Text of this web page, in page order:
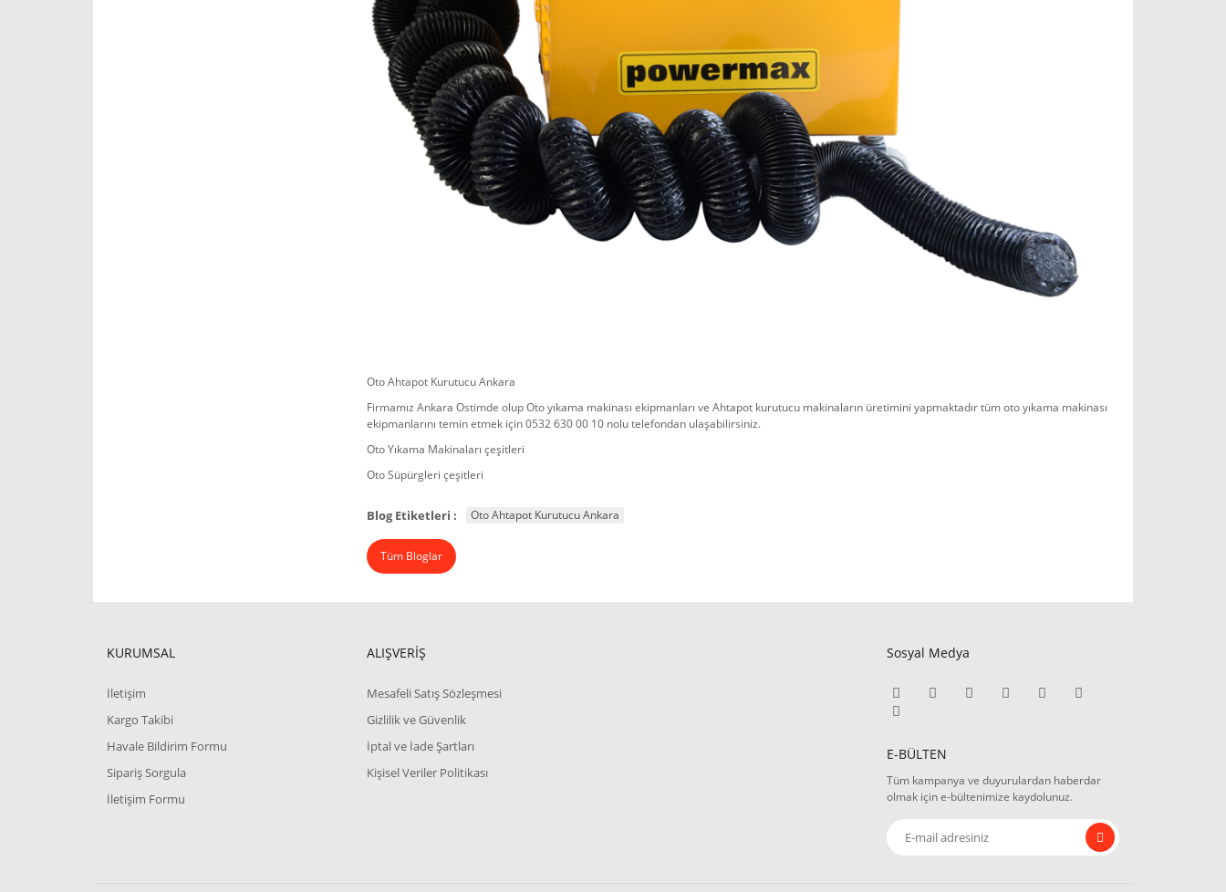
Oto Ahtapot Kurutucu Ankara
Firmamız Ankara Ostimde olup Oto yıkama makinası ekipmanları ve Ahtapot kurutucu makinaların üretimini yapmaktadır tüm oto yıkama makinası
ekipmanlarını temin etmek için 0532 630 00 10 nolu telefondan ulaşabilirsiniz.
Oto Yıkama Makinaları çeşitleri
Oto Süpürgleri çeşitleri
Blog Etiketleri : Oto Ahtapot Kurutucu Ankara
Tüm Bloglar
KURUMSAL
İletişim
Kargo Takibi
Havale Bildirim Formu
Sipariş Sorgula
İletişim Formu
ALIŞVERİŞ
Mesafeli Satış Sözleşmesi
Gizlilik ve Güvenlik
İptal ve İade Şartları
Kişisel Veriler Politikası
Sosyal Medya
E-BÜLTEN
Tüm kampanya ve duyurulardan haberdar
olmak için e-bültenimize kaydolunuz.